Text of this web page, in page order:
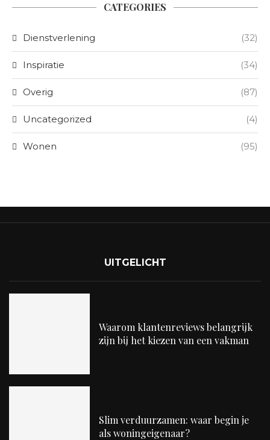
CATEGORIES
Dienstverlening (32)
Inspiratie (34)
Overig (87)
Uncategorized (4)
Wonen (95)
UITGELICHT
Waarom klantenreviews belangrijk
zijn bij het kiezen van een vakman
Slim verduurzamen: waar begin je
als woningeigenaar?